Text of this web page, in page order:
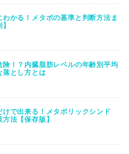
わかる！メタボの基準と判断方法ま
険！？内臓脂肪レベルの年齢別平均
落とし方とは
けで出来る！メタボリックシンド
法【保存版】